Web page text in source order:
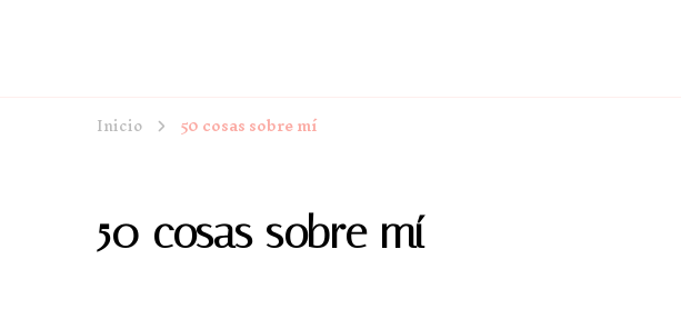
Inicio 50 cosas sobre mí
50 cosas sobre mí